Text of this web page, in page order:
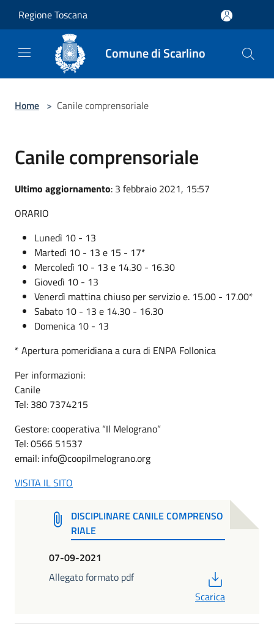
Regione Toscana
Comune di Scarlino
Home > Canile comprensoriale
Canile comprensoriale
Ultimo aggiornamento: 3 febbraio 2021, 15:57
ORARIO
Lunedì 10 - 13
Martedì 10 - 13 e 15 - 17*
Mercoledì 10 - 13 e 14.30 - 16.30
Giovedì 10 - 13
Venerdì mattina chiuso per servizio e. 15.00 - 17.00*
Sabato 10 - 13 e 14.30 - 16.30
Domenica 10 - 13
* Apertura pomeridiana a cura di ENPA Follonica
Per informazioni:
Canile
Tel: 380 7374215
Gestore: cooperativa “Il Melograno”
Tel: 0566 51537
email: info@coopilmelograno.org
VISITA IL SITO
DISCIPLINARE CANILE COMPRENSO
RIALE
07-09-2021
Allegato formato pdf
Scarica